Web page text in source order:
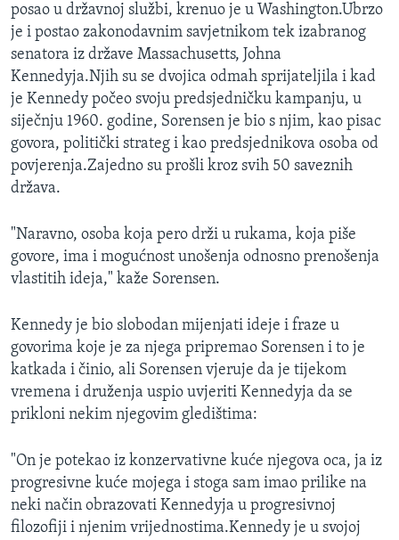
posao u državnoj službi, krenuo je u Washington.Ubrzo
je i postao zakonodavnim savjetnikom tek izabranog
senatora iz države Massachusetts, Johna
Kennedyja.Njih su se dvojica odmah sprijateljila i kad
je Kennedy počeo svoju predsjedničku kampanju, u
siječnju 1960. godine, Sorensen je bio s njim, kao pisac
govora, politički strateg i kao predsjednikova osoba od
povjerenja.Zajedno su prošli kroz svih 50 saveznih
država.
"Naravno, osoba koja pero drži u rukama, koja piše
govore, ima i mogućnost unošenja odnosno prenošenja
vlastitih ideja," kaže Sorensen.
Kennedy je bio slobodan mijenjati ideje i fraze u
govorima koje je za njega pripremao Sorensen i to je
katkada i činio, ali Sorensen vjeruje da je tijekom
vremena i druženja uspio uvjeriti Kennedyja da se
prikloni nekim njegovim gledištima:
"On je potekao iz konzervativne kuće njegova oca, ja iz
progresivne kuće mojega i stoga sam imao prilike na
neki način obrazovati Kennedyja u progresivnoj
filozofiji i njenim vrijednostima.Kennedy je u svojoj